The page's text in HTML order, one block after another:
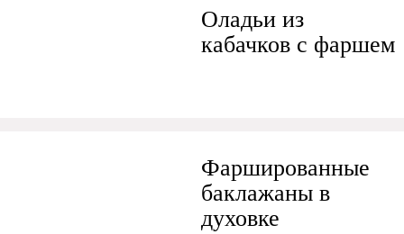
Оладьи из
кабачков с фаршем
Фаршированные
баклажаны в
духовке